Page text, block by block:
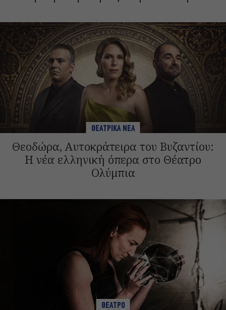
ΘΕΑΤΡΙΚΑ ΝΕΑ
Θεοδώρα, Αυτοκράτειρα του Βυζαντίου:
Η νέα ελληνική όπερα στο Θέατρο
Ολύμπια
ΘΕΑΤΡΟ